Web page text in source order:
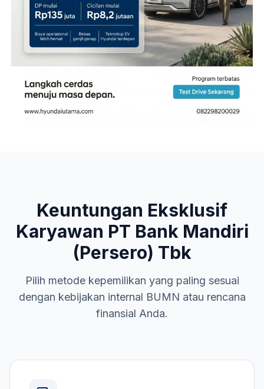
Keuntungan Eksklusif
Karyawan PT Bank Mandiri
(Persero) Tbk
Pilih metode kepemilikan yang paling sesuai
dengan kebijakan internal BUMN atau rencana
finansial Anda.